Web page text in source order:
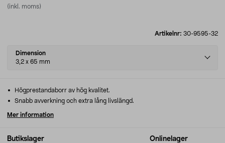
(inkl. moms)
Artikelnr: 30-9595-32
Select
variant
Dimension
3,2 x 65 mm
Butikslager Onlinelager
Högprestandaborr av hög kvalitet.
Snabb avverkning och extra lång livslängd.
Mer information